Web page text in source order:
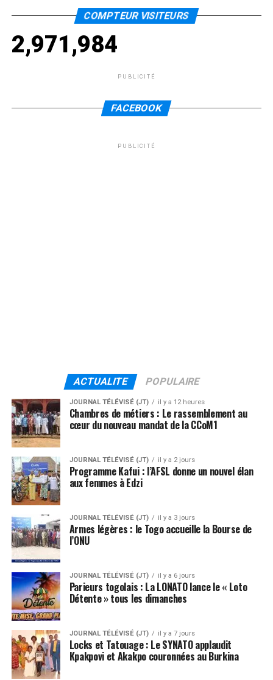
COMPTEUR VISITEURS
2,971,984
PUBLICITÉ
FACEBOOK
PUBLICITÉ
ACTUALITE POPULAIRE
JOURNAL TÉLÉVISÉ (JT) il y a 12 heures
Chambres de métiers : Le rassemblement au
cœur du nouveau mandat de la CCoM1
JOURNAL TÉLÉVISÉ (JT) il y a 2 jours
Programme Kafui : l’AFSL donne un nouvel élan
aux femmes à Edzi
JOURNAL TÉLÉVISÉ (JT) il y a 3 jours
Armes légères : le Togo accueille la Bourse de
l’ONU
JOURNAL TÉLÉVISÉ (JT) il y a 6 jours
Parieurs togolais : La LONATO lance le « Loto
Détente » tous les dimanches
JOURNAL TÉLÉVISÉ (JT) il y a 7 jours
Locks et Tatouage : Le SYNATO applaudit
Kpakpovi et Akakpo couronnées au Burkina